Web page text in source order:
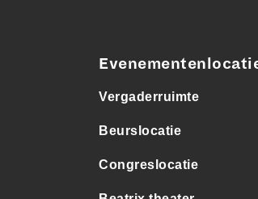
Vergaderruimte
Beurslocatie
Congreslocatie